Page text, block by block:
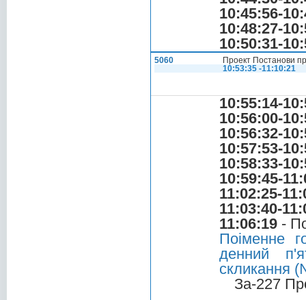
10:45:56-
10:48:27-
10:50:31-
5060
Проект Постанови
10:53:35 -11:10:21
10:55:14-
10:56:00-
10:56:32-
10:57:53-
10:58:33-
10:59:45-
11:02:25-
11:03:40-
11:06:19 -
Поіменне
денний
скликання
За-227